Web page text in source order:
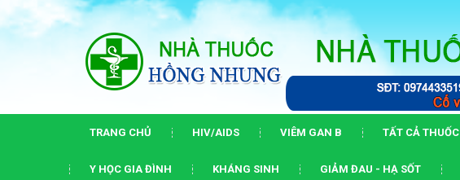
TRANG CHỦ HIV/AIDS VIÊM GAN B TẤT CẢ THUỐC
Y HỌC GIA ĐÌNH KHÁNG SINH GIẢM ĐAU - HẠ SỐT